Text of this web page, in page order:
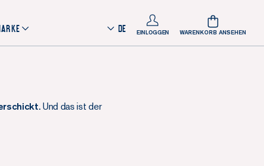
DE EINLOGGEN WARENKORB ANSEHEN
Und das ist der